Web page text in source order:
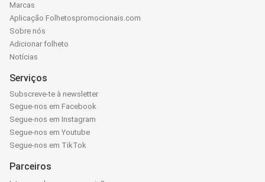
Marcas
Aplicação Folhetospromocionais.com
Sobre nós
Adicionar folheto
Notícias
Serviços
Subscreve-te à newsletter
Segue-nos em Facebook
Segue-nos em Instagram
Segue-nos em Youtube
Segue-nos em TikTok
Parceiros